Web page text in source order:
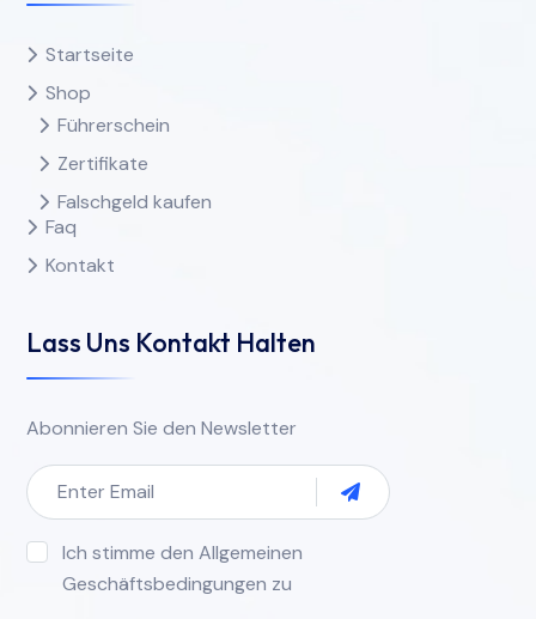
Startseite
Shop
Führerschein
Zertifikate
Falschgeld kaufen
Faq
Kontakt
Lass Uns Kontakt Halten
Abonnieren Sie den Newsletter
Ich stimme den Allgemeinen
Geschäftsbedingungen zu